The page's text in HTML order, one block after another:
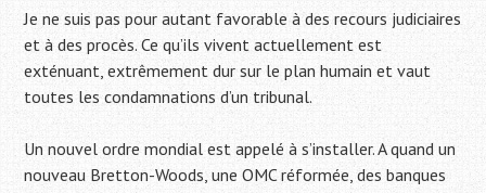
Je ne suis pas pour autant favorable à des recours judiciaires
et à des procès. Ce qu’ils vivent actuellement est
exténuant, extrêmement dur sur le plan humain et vaut
toutes les condamnations d’un tribunal.
Un nouvel ordre mondial est appelé à s’installer. A quand un
nouveau Bretton-Woods, une OMC réformée, des banques